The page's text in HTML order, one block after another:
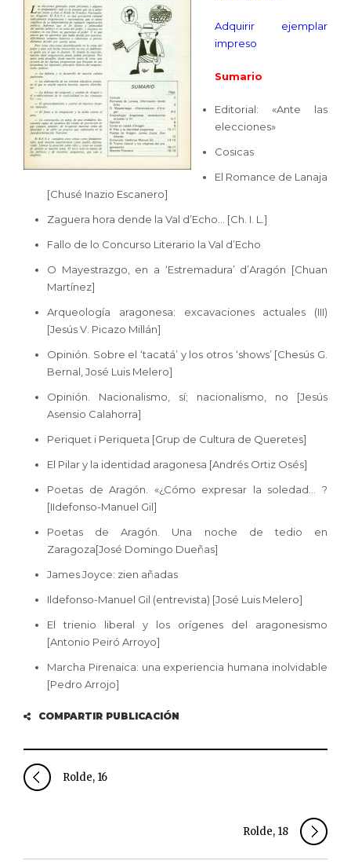
Adquirir ejemplar
impreso
Sumario
Editorial: «Ante las
elecciones»
Cosicas
El Romance de Lanaja
[Chusé Inazio Escanero]
Zaguera hora dende la Val d’Echo… [Ch. I. L.]
Fallo de lo Concurso Literario la Val d’Echo
O Mayestrazgo, en a ‘Estremadura’ d’Aragón [Chuan
Martínez]
Arqueología aragonesa: excavaciones actuales (III)
[Jesús V. Picazo Millán]
Opinión. Sobre el ‘tacatá’ y los otros ‘shows’ [Chesús G.
Bernal, José Luis Melero]
Opinión. Nacionalismo, sí; nacionalismo, no [Jesús
Asensio Calahorra]
Periquet i Periqueta [Grup de Cultura de Queretes]
El Pilar y la identidad aragonesa [Andrés Ortiz Osés]
Poetas de Aragón. «¿Cómo expresar la soledad… ?
[IIdefonso-Manuel Gil]
Poetas de Aragón. Una noche de tedio en
Zaragoza[José Domingo Dueñas]
James Joyce: zien añadas
Ildefonso-Manuel Gil (entrevista) [José Luis Melero]
El trienio liberal y los orígenes del aragonesismo
[Antonio Peiró Arroyo]
Marcha Pirenaica: una experiencia humana inolvidable
[Pedro Arrojo]
COMPARTIR PUBLICACIÓN
Rolde, 16
Rolde, 18